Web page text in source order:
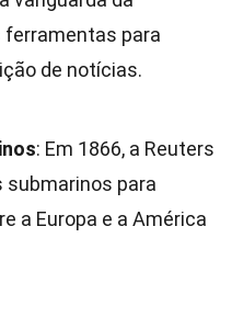
ferramentas para
de notícias.
: Em 1866, a Reuters
submarinos para
a Europa e a América